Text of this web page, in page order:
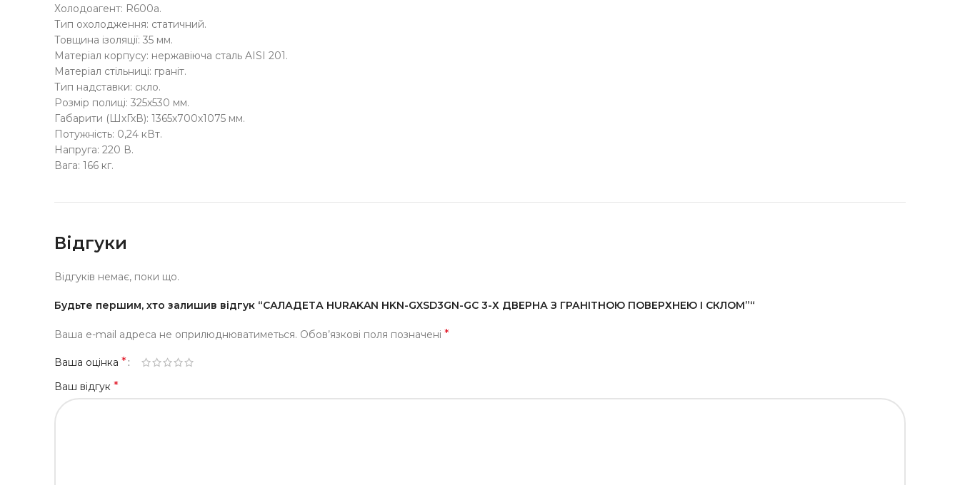
Холодоагент: R600a.
Тип охолодження: статичний.
Товщина ізоляції: 35 мм.
Матеріал корпусу: нержавіюча сталь AISI 201.
Матеріал стільниці: граніт.
Тип надставки: скло.
Розмір полиці: 325х530 мм.
Габарити (ШхГхВ): 1365х700х1075 мм.
Потужність: 0,24 кВт.
Напруга: 220 В.
Вага: 166 кг.
Відгуки
Відгуків немає, поки що.
Будьте першим, хто залишив відгук “САЛАДЕТА HURAKAN HKN-GXSD3GN-GC 3-Х ДВЕРНА З ГРАНІТНОЮ ПОВЕРХНЕЮ І СКЛОМ”“
Ваша e-mail адреса не оприлюднюватиметься. Обов’язкові поля позначені *
Ваша оцінка *
Ваш відгук *